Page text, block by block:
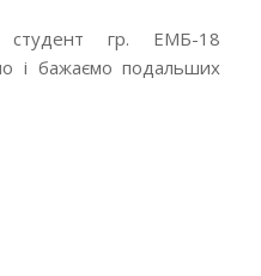
студент гр. ЕМБ-18
і бажаємо подальших